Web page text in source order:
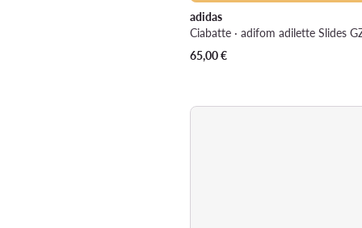
adidas
65,00€